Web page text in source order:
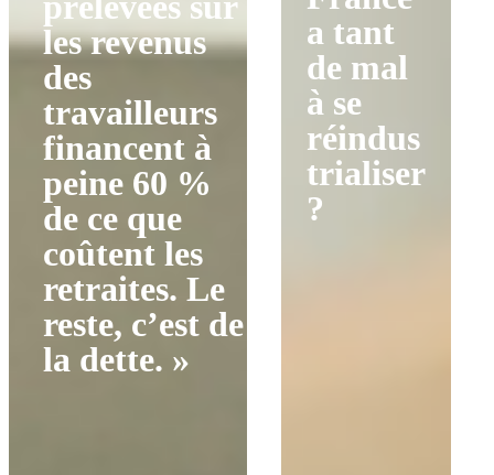
les revenus
des
travailleurs
financent à
peine 60 %
de ce que
coûtent les
retraites. Le
reste, c’est de
la dette. »
a tant
de mal
à se
réindus
trialiser
?